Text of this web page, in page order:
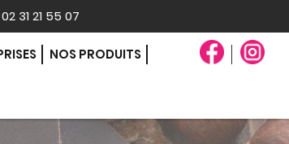
31 21 55 07
NOS PRODUITS